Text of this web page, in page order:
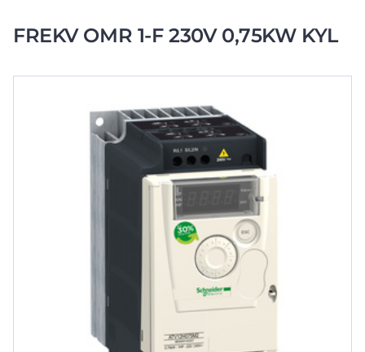
FREKV OMR 1-F 230V 0,75KW KYL